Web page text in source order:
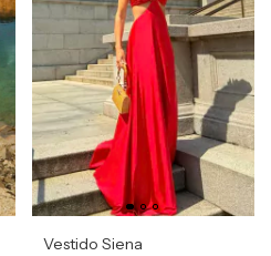
Vestido Siena